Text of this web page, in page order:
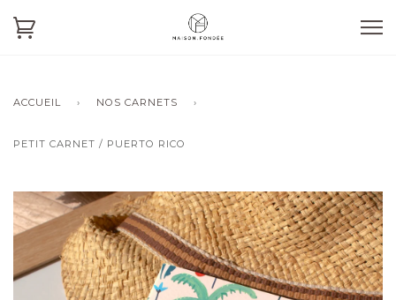
ACCUEIL › NOS CARNETS ›
PETIT CARNET / PUERTO RICO